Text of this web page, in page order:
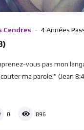
Cendres 4 Années
vous pas mon
ma parole.” (Jean
0 896